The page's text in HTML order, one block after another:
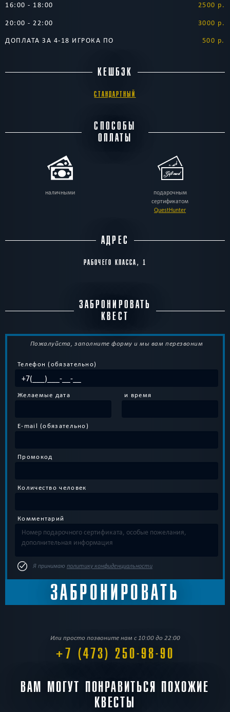
16:00 - 18:00 2500 р.
20:00 - 22:00
3000 р.
ДОПЛАТА ЗА 4-18 ИГРОКА ПО
500 р.
КЕШБЭК
СТАНДАРТНЫЙ
СПОСОБЫ
ОПЛАТЫ
наличными
подарочным
сертификатом
QuestHunter
АДРЕС
РАБОЧЕГО КЛАССА, 1
ЗАБРОНИРОВАТЬ
КВЕСТ
Пожалуйста, заполните форму и мы вам перезвоним
Телефон (обязательно)
Желаемые дата и время
E-mail (обязательно)
Промокод
Количество человек
Комментарий
Я принимаю политику конфиденциальности
Или просто позвоните нам с 10:00 до 22:00
+7 (473) 250-98-90
ВАМ МОГУТ ПОНРАВИТЬСЯ ПОХОЖИЕ
КВЕСТЫ